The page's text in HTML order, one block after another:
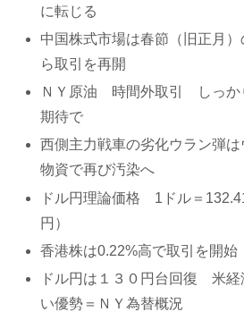
に転じる
中国株式市場は春節（旧正月
ら取引を再開
ＮＹ原油 時間外取引 しっか
期待で
西側主力戦車の劣化ウラン弾
物資で再び汚染へ
ドル円理論価格 1ドル＝
円）
香港株は0.22%高で取引を開始
ドル円は１３０円台回復 米経
い優勢＝ＮＹ為替概況